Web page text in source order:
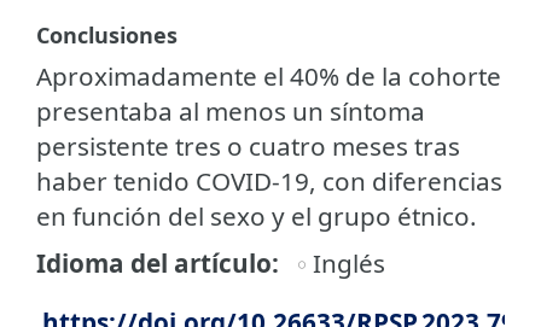
Conclusiones
Aproximadamente el 40% de la cohorte
presentaba al menos un síntoma
persistente tres o cuatro meses tras
haber tenido COVID-19, con diferencias
en función del sexo y el grupo étnico.
Idioma del artículo
Inglés